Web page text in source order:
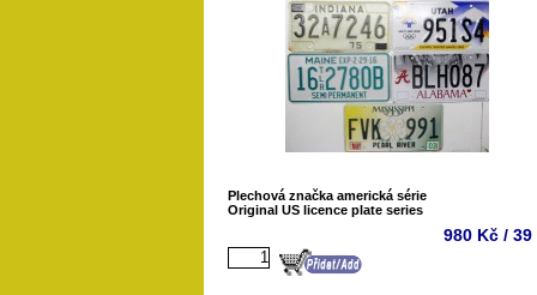
Plechová značka americká série
Original US licence plate series
980 Kč / 39